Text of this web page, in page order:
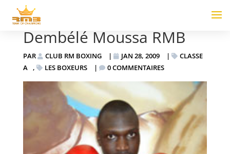
Dembélé Moussa RMB
PAR CLUB RM BOXING | JAN 28, 2009 |
CLASSE
A , LES BOXEURS | 0 COMMENTAIRES